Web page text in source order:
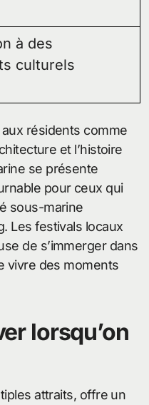
à des
culturels
résidents comme
et l’histoire
se présente
pour ceux qui
sous-marine
Les festivals locaux
de s’immerger dans
vivre des moments
lorsqu’on
attraits, offre un